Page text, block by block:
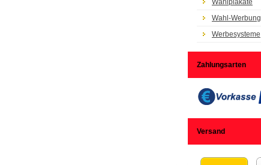
Wahlplakate
Wahl-Werbung
Werbesysteme
Zahlungsarten
Versand